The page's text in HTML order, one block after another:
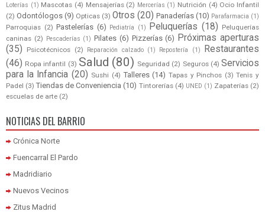
Loterías (1) Mascotas (4) Mensajerías (2) Mercerías (1) Nutrición (4) Ocio Infantil
(2) Odontólogos (9) Opticas (3) Otros (20) Panaderías (10) Parafarmacia (1)
Parroquias (2) Pastelerías (6) Pediatría (1) Peluquerías (18) Peluquerías
caninas (2) Pescaderías (1) Pilates (6) Pizzerías (6) Próximas aperturas
(35)
Psicotécnicos (2) Reparación calzado (1) Repostería (1)
Restaurantes
(46) Ropa infantil (3) Salud (80) Seguridad (2) Seguros (4) Servicios
para la Infancia (20) Sushi (4) Talleres (14) Tapas y Pinchos (3) Tenis y
Padel (3) Tiendas de Conveniencia (10) Tintorerías (4) UNED (1) Zapaterías (2)
escuelas de arte (2)
NOTICIAS DEL BARRIO
Crónica Norte
Fuencarral El Pardo
Madridiario
Nuevos Vecinos
Zitus Madrid